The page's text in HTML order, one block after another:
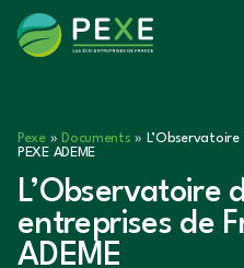
Pexe» Documents »
PEXE ADEME
L’Observatoire
entreprises de
ADEME